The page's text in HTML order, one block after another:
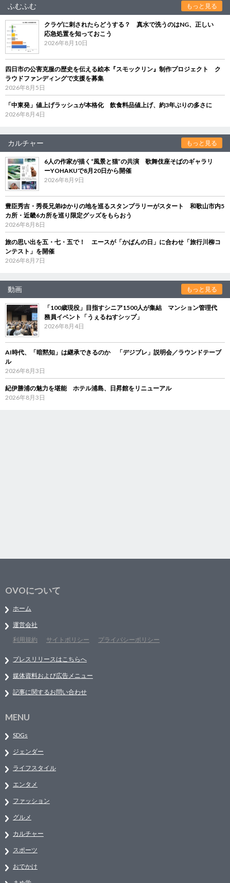
ふむふむ もっと見る
クラゲに刺されたらどうする？ 真水で洗うのはNG、正しい
応急処置を知っておこう
2026年8月10日
四日市の公害克服の歴史を伝える絵本『スモックリン』制作プロジェクト ク
ラウドファンディングで支援を募集
2026年8月5日
「中東発」値上げラッシュが本格化 飲食料品値上げ、約3年ぶりの多さに
2026年8月4日
カルチャー もっと見る
6人の作家が描く“風景と猫”の共演 歌舞伎座そばのギャラリ
ーYOHAKUで8月20日から開催
2026年8月9日
豊臣秀吉・秀長兄弟ゆかりの地を巡るスタンプラリーがスタート 和歌山市内5
カ所・近畿6カ所を巡り限定グッズをもらおう
2026年8月8日
旅の思い出を五・七・五で！ エースが「かばんの日」に合わせ「旅行川柳コ
ンテスト」を開催
2026年8月7日
動画 もっと見る
「100歳現役」目指すシニア1500人が集結 マンション管理代
務員イベント「うぇるねすシップ」
2026年8月4日
AI時代、「暗黙知」は継承できるのか 「デジブレ」説明会／ラウンドテーブ
ル
2026年8月3日
紀伊勝浦の魅力を堪能 ホテル浦島、日昇館をリニューアル
2026年8月3日
OVOについて
ホーム
運営会社
利用規約
サイトポリシー プライバシーポリシー
プレスリリースはこちらへ
媒体資料および広告メニュー
記事に関するお問い合わせ
MENU
SDGs
ジェンダー
ライフスタイル
エンタメ
ファッション
グルメ
カルチャー
スポーツ
おでかけ